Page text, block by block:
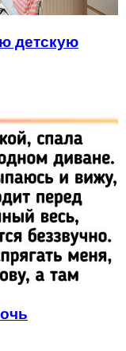
детскую